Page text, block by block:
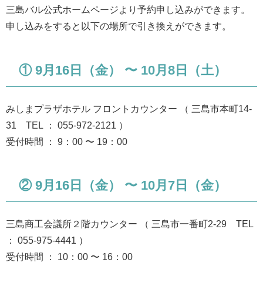
三島バル公式ホームページより予約申し込みができます。
申し込みをすると以下の場所で引き換えができます。
① 9月16日（金） 〜 10月8日（土）
みしまプラザホテル フロントカウンター （ 三島市本町14-
31 TEL ： 055-972-2121 ）
受付時間 ： 9：00 〜 19：00
② 9月16日（金） 〜 10月7日（金）
三島商工会議所２階カウンター （ 三島市一番町2-29 TEL
： 055-975-4441 ）
受付時間 ： 10：00 〜 16：00